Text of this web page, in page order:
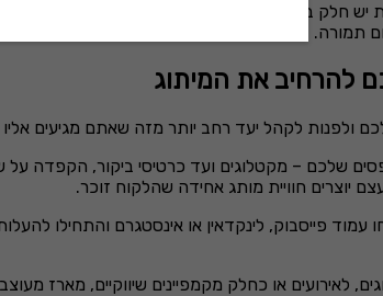
יש חלק בלתי נפרד בנראות של העסק ואתם לא
תמורה.
להרחיב את המיתוג
ולפנות לקהל יעד רחב יותר מזה שאתם מגיעים
שלכם – מקטלוגים ועד כרטיסי ביקור,
יוצרים חוויית מותג אחידה שהלקוח זוכר.
פייסבוק, לינקדאין או אינסטגרם והתחילו
לאירועים או כחלק מקמפיינים שיווקיים, מארז